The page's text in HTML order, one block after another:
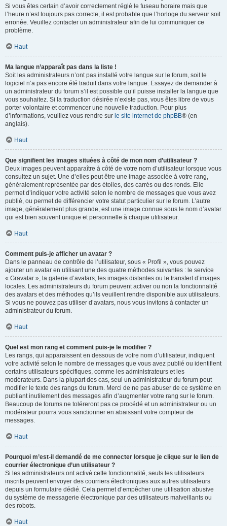
Si vous êtes certain d’avoir correctement réglé le fuseau horaire mais que
l’heure n’est toujours pas correcte, il est probable que l’horloge du serveur soit
erronée. Veuillez contacter un administrateur afin de lui communiquer ce
problème.
Haut
Ma langue n’apparaît pas dans la liste !
Soit les administrateurs n’ont pas installé votre langue sur le forum, soit le
logiciel n’a pas encore été traduit dans votre langue. Essayez de demander à
un administrateur du forum s’il est possible qu’il puisse installer la langue que
vous souhaitez. Si la traduction désirée n’existe pas, vous êtes libre de vous
porter volontaire et commencer une nouvelle traduction. Pour plus
d’informations, veuillez vous rendre sur le site internet de phpBB® (en
anglais).
Haut
Que signifient les images situées à côté de mon nom d’utilisateur ?
Deux images peuvent apparaître à côté de votre nom d’utilisateur lorsque vous
consultez un sujet. Une d’elles peut être une image associée à votre rang,
généralement représentée par des étoiles, des carrés ou des ronds. Elle
permet d’indiquer votre activité selon le nombre de messages que vous avez
publié, ou permet de différencier votre statut particulier sur le forum. L’autre
image, généralement plus grande, est une image connue sous le nom d’avatar
qui est bien souvent unique et personnelle à chaque utilisateur.
Haut
Comment puis-je afficher un avatar ?
Dans le panneau de contrôle de l’utilisateur, sous « Profil », vous pouvez
ajouter un avatar en utilisant une des quatre méthodes suivantes : le service
« Gravatar », la galerie d’avatars, les images distantes ou le transfert d’images
locales. Les administrateurs du forum peuvent activer ou non la fonctionnalité
des avatars et des méthodes qu’ils veuillent rendre disponible aux utilisateurs.
Si vous ne pouvez pas utiliser d’avatars, nous vous invitons à contacter un
administrateur du forum.
Haut
Quel est mon rang et comment puis-je le modifier ?
Les rangs, qui apparaissent en dessous de votre nom d’utilisateur, indiquent
votre activité selon le nombre de messages que vous avez publié ou identifient
certains utilisateurs spécifiques, comme les administrateurs et les
modérateurs. Dans la plupart des cas, seul un administrateur du forum peut
modifier le texte des rangs du forum. Merci de ne pas abuser de ce système en
publiant inutilement des messages afin d’augmenter votre rang sur le forum.
Beaucoup de forums ne toléreront pas ce procédé et un administrateur ou un
modérateur pourra vous sanctionner en abaissant votre compteur de
messages.
Haut
Pourquoi m’est-il demandé de me connecter lorsque je clique sur le lien de
courrier électronique d’un utilisateur ?
Si les administrateurs ont activé cette fonctionnalité, seuls les utilisateurs
inscrits peuvent envoyer des courriers électroniques aux autres utilisateurs
depuis un formulaire dédié. Cela permet d’empêcher une utilisation abusive
du système de messagerie électronique par des utilisateurs malveillants ou
des robots.
Haut